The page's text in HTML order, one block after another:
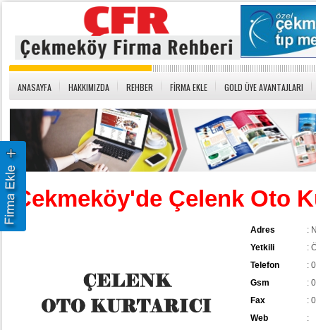
ANASAYFA HAKKIMIZDA REHBER FİRMA EKLE GOLD ÜYE AVANTAJLARI
Çekmeköy'de Çelenk Oto
Adres
:
Yetkili
:
Telefon
:
Gsm
:
Fax
:
Web
: